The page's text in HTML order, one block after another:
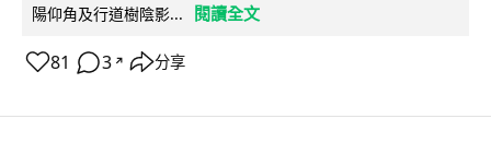
陽仰角及行道樹陰影...
閱讀全文
81 3 ↗ 分享